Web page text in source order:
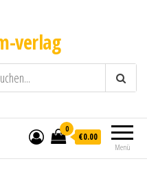
verlag
Menü
0
€0.00